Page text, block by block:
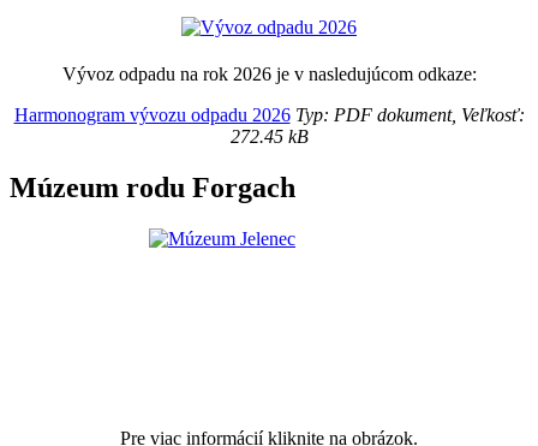
Vývoz odpadu na rok 2026 je v nasledujúcom odkaze:
Harmonogram vývozu odpadu 2026Typ: PDF dokument, Veľkosť:
272.45 kB
Múzeum rodu Forgach
Pre viac informácií kliknite na obrázok.